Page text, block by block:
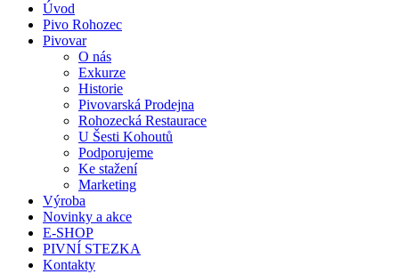
Úvod
Pivo Rohozec
Pivovar
O nás
Exkurze
Historie
Pivovarská Prodejna
Rohozecká Restaurace
U Šesti Kohoutů
Podporujeme
Ke stažení
Marketing
Výroba
Novinky a akce
E-SHOP
PIVNÍ STEZKA
Kontakty